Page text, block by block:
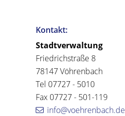
Kontakt:
Stadtverwaltung
Friedrichstraße 8
78147 Vöhrenbach
Tel 07727 - 5010
Fax 07727 - 501-119
info@voehrenbach.de